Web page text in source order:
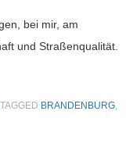
bei mir, am
und Straßenqualität.
BRANDENBURG,